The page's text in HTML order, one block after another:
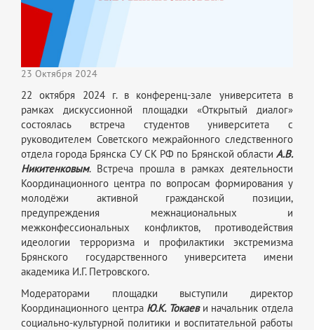
23 Октября 2024
22 октября 2024 г. в конференц-зале университета в
рамках дискуссионной площадки «Открытый диалог»
состоялась встреча студентов университета с
руководителем Советского межрайонного следственного
отдела города Брянска СУ СК РФ по Брянской области А.В.
Никитенковым. Встреча прошла в рамках деятельности
Координационного центра по вопросам формирования у
молодёжи активной гражданской позиции,
предупреждения межнациональных и
межконфессиональных конфликтов, противодействия
идеологии терроризма и профилактики экстремизма
Брянского государственного университета имени
академика И.Г. Петровского.
Модераторами площадки выступили директор
Координационного центра Ю.К. Токаеви начальник отдела
социально-культурной политики и воспитательной работы